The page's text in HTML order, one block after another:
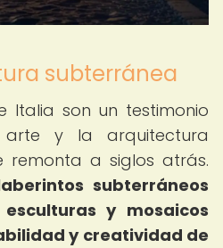
subterránea
Italia son un testimonio
arte y la arquitectura
remonta a siglos atrás.
subterráneos
y mosaicos
y creatividad de